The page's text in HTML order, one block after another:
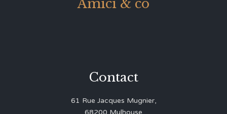
Amici & co
Contact
61 Rue Jacques Mugnier,